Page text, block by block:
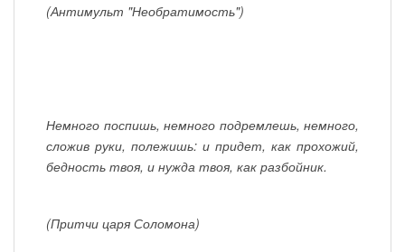
(Антимульт "Необратимость")
Немного поспишь, немного подремлешь, немного,
сложив руки, полежишь: и придет, как прохожий,
бедность твоя, и нужда твоя, как разбойник.
(Притчи царя Соломона)